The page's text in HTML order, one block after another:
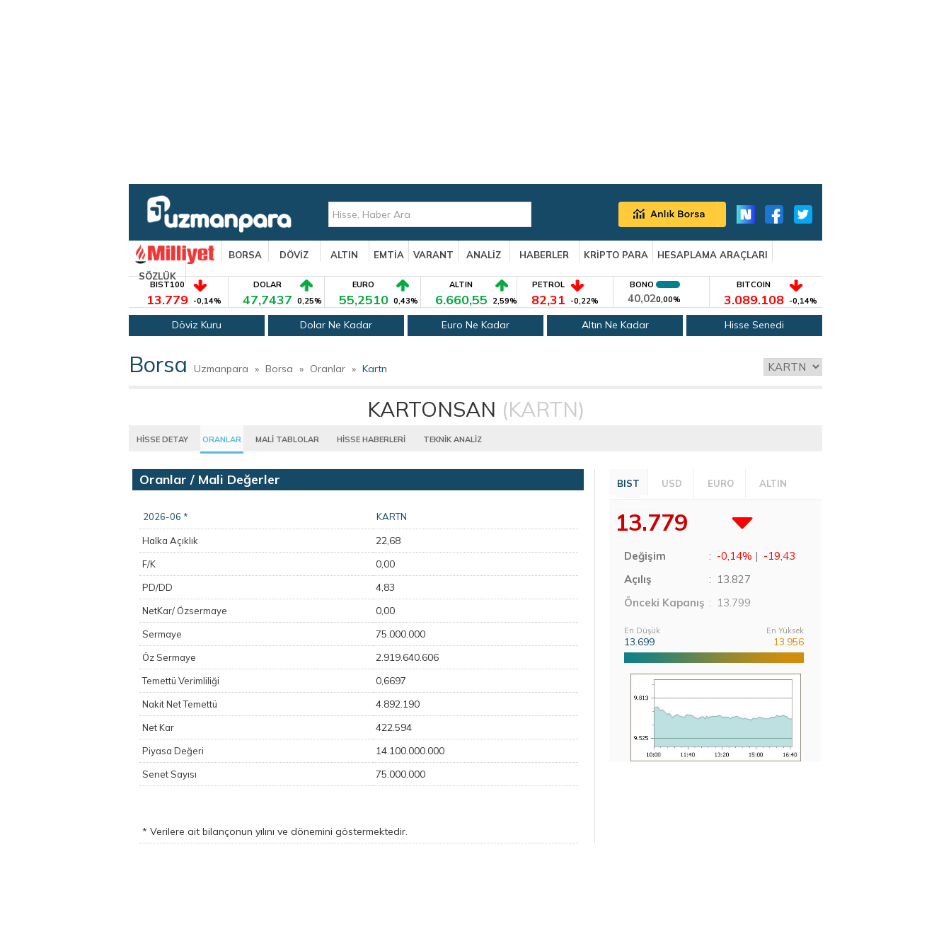
BORSA DÖVİZ ALTIN EMTİA VARANT ANALİZ HABERLER KRİPTO PARA
HESAPLAMA ARAÇLARI
SÖZLÜK
BIST100
13.779 -0,14%
DOLAR
47,7437 0,25%
EURO
55,2510 0,43%
ALTIN
6.660,55 2,59%
PETROL
82,31 -0,22%
BONO
40,020,00%
BITCOIN
3.089.108 -0,14%
Döviz Kuru Dolar Ne Kadar Euro Ne Kadar Altın Ne Kadar Hisse Senedi
Borsa Uzmanpara » Borsa » Oranlar » Kartn
KARTONSAN (KARTN)
HİSSE DETAY ORANLAR MALİ TABLOLAR HİSSE HABERLERİ TEKNİK ANALİZ
Oranlar / Mali Değerler
2026-06 * KARTN
Halka Açıklık 22,68
F/K 0,00
PD/DD 4,83
NetKar/ Özsermaye 0,00
Sermaye 75.000.000
Öz Sermaye 2.919.640.606
Temettü Verimliliği 0,6697
Nakit Net Temettü 4.892.190
Net Kar 422.594
Piyasa Değeri 14.100.000.000
Senet Sayısı 75.000.000
* Verilere ait bilançonun yılını ve dönemini göstermektedir.
BIST USD EURO ALTIN
13.779
Değişim : -0,14% | -19,43
Açılış
: 13.827
Önceki Kapanış : 13.799
En Düşük
13.699
En Yüksek
13.956